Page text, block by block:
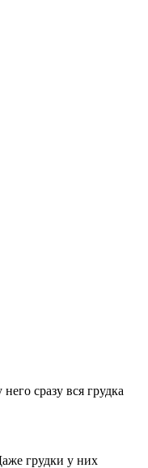
сразу вся грудка
грудки у них